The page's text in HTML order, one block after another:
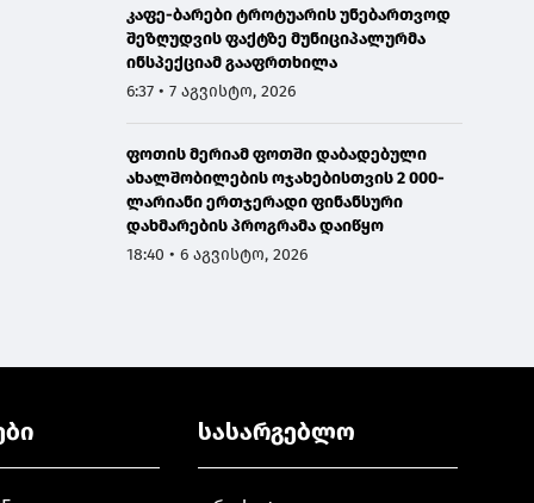
კაფე-ბარები ტროტუარის უნებართვოდ
შეზღუდვის ფაქტზე მუნიციპალურმა
ინსპექციამ გააფრთხილა
6:37 • 7 აგვისტო, 2026
ფოთის მერიამ ფოთში დაბადებული
ახალშობილების ოჯახებისთვის 2 000-
ლარიანი ერთჯერადი ფინანსური
დახმარების პროგრამა დაიწყო
18:40 • 6 აგვისტო, 2026
სასარგებლო